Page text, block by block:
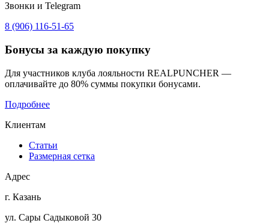
Звонки и Telegram
8 (906) 116-51-65
Бонусы за каждую покупку
Для участников клуба лояльности REALPUNCHER —
оплачивайте до 80% суммы покупки бонусами.
Подробнее
Клиентам
Статьи
Размерная сетка
Адрес
г. Казань
ул. Сары Садыковой 30